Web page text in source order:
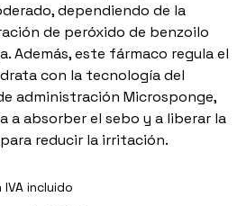
dependiendo de la
de peróxido de benzoilo
Además, este fármaco regula el
con la tecnología del
administración Microsponge,
a absorber el sebo y a liberar la
reducir la irritación.
incluido